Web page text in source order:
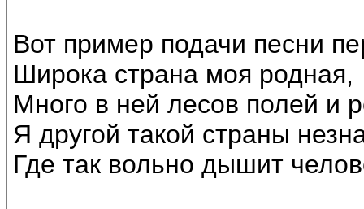
Вот пример подачи песни
Широка страна моя родная,
Много в ней лесов полей и
Я другой такой страны
Где так вольно дышит